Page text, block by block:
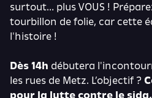
surtout… plus VOUS !
tourbillon de folie, car cette
l'histoire !
Dès 14h débutera
les rues de Metz. L’objectif ?
pour la lutte contre le